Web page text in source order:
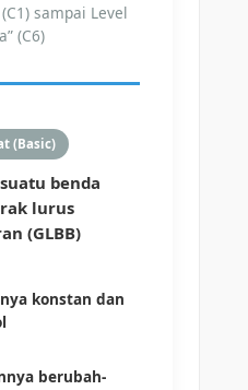
sampai Level
(C6)
(Basic)
benda
lurus
(GLBB)
konstan dan
berubah-